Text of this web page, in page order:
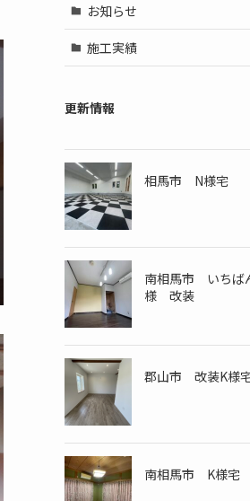
お知らせ
施工実績
更新情報
相馬市 N様宅
南相馬市 いちば
様 改装
郡山市 改装K様
南相馬市 K様宅